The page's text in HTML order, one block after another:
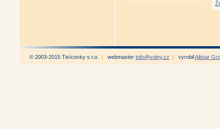
© 2003-2015 Tisícovky s.r.o. | webmaster tofo@volny.cz | vyrobilAllstar